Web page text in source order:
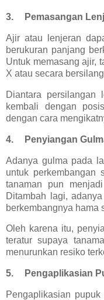
3. Pemasangan
Ajir atau lenjeran
berukuran panjang
Untuk memasang ajir,
X atau secara
Diantara persilangan
kembali dengan
dengan cara
4. Penyiangan
Adanya gulma pada
untuk perkembangan
tanaman pun
Ditambah lagi,
berkembangnya hama
Oleh karena itu,
teratur supaya
menurunkan resiko
5. Pengaplikasian
Pengaplikasian